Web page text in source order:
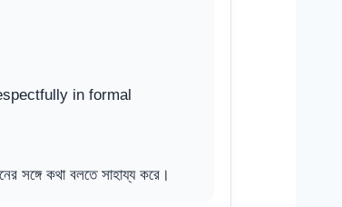
in formal
সঙ্গে কথা বলতে সাহায্য করে।